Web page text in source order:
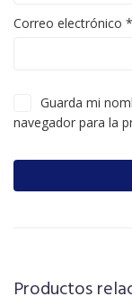
Correo electrónico *
Guarda mi
navegador para la
Productos